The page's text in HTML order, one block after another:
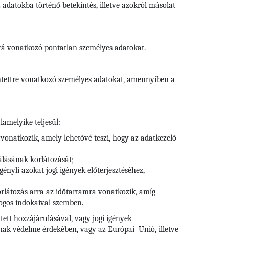
adatokba történő betekintés, illetve azokról másolat
vonatkozó pontatlan személyes adatokat.
vonatkozó személyes adatokat, amennyiben a
teljesül:
amely lehetővé teszi, hogy az adatkezelő
korlátozását;
azokat jogi igények előterjesztéséhez,
arra az időtartamra vonatkozik, amíg
indokaival szemben.
hozzájárulásával, vagy jogi igények
védelme érdekében, vagy az Európai Unió, illetve